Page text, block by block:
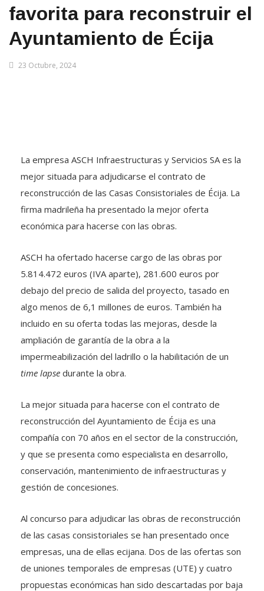
favorita para reconstruir el
Ayuntamiento de Écija
23 Octubre, 2024
La empresa ASCH Infraestructuras y Servicios SA es la
mejor situada para adjudicarse el contrato de
reconstrucción de las Casas Consistoriales de Écija. La
firma madrileña ha presentado la mejor oferta
económica para hacerse con las obras.
ASCH ha ofertado hacerse cargo de las obras por
5.814.472 euros (IVA aparte), 281.600 euros por
debajo del precio de salida del proyecto, tasado en
algo menos de 6,1 millones de euros. También ha
incluido en su oferta todas las mejoras, desde la
ampliación de garantía de la obra a la
impermeabilización del ladrillo o la habilitación de un
time lapse durante la obra.
La mejor situada para hacerse con el contrato de
reconstrucción del Ayuntamiento de Écija es una
compañía con 70 años en el sector de la construcción,
y que se presenta como especialista en desarrollo,
conservación, mantenimiento de infraestructuras y
gestión de concesiones.
Al concurso para adjudicar las obras de reconstrucción
de las casas consistoriales se han presentado once
empresas, una de ellas ecijana. Dos de las ofertas son
de uniones temporales de empresas (UTE) y cuatro
propuestas económicas han sido descartadas por baja